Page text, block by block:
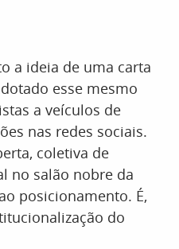
a ideia de uma carta
esse mesmo
a veículos de
nas redes sociais.
coletiva de
no salão nobre da
posicionamento. É,
do